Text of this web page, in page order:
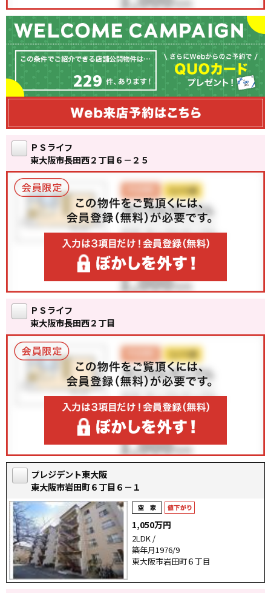
229
ＰＳライフ
東大阪市長田西２丁目６－２５
ＰＳライフ
東大阪市長田西２丁目
プレジデント東大阪
東大阪市岩田町６丁目６－１
1,050万円
2LDK /
築年月1976/9
東大阪市岩田町６丁目